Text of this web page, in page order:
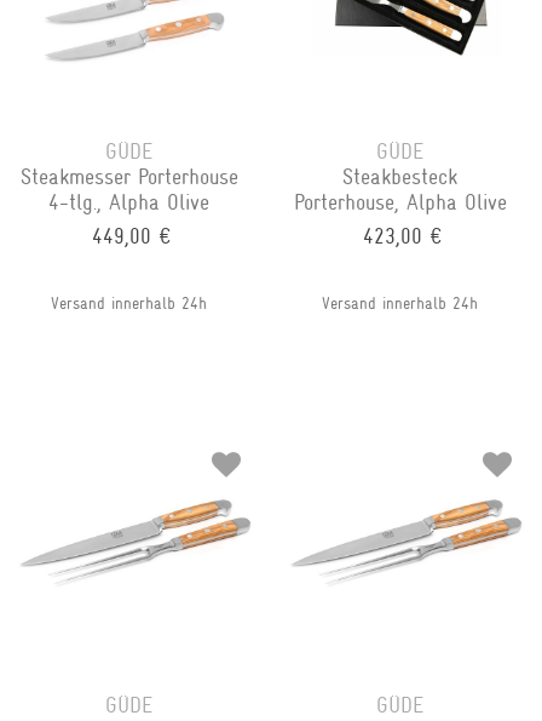
GÜDE
Steakmesser Porterhouse
4-tlg., Alpha Olive
449,00 €
Versand innerhalb 24h
GÜDE
Steakbesteck
Porterhouse, Alpha Olive
423,00 €
Versand innerhalb 24h
GÜDE
GÜDE